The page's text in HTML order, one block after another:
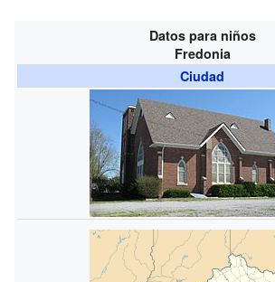
Datos para niños
Fredonia
Ciudad